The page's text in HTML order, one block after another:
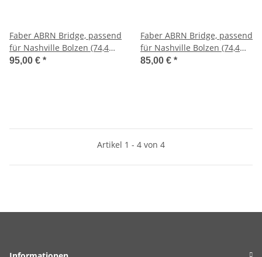
Faber ABRN Bridge, passend
für Nashville Bolzen (74,4
mm), vernickelt, aged, Nylon
95,00 € *
Faber ABRN Bridge, passend
für Nashville Bolzen (74,4
mm), vernickelt, glänzend,
85,00 € *
Artikel 1 - 4 von 4